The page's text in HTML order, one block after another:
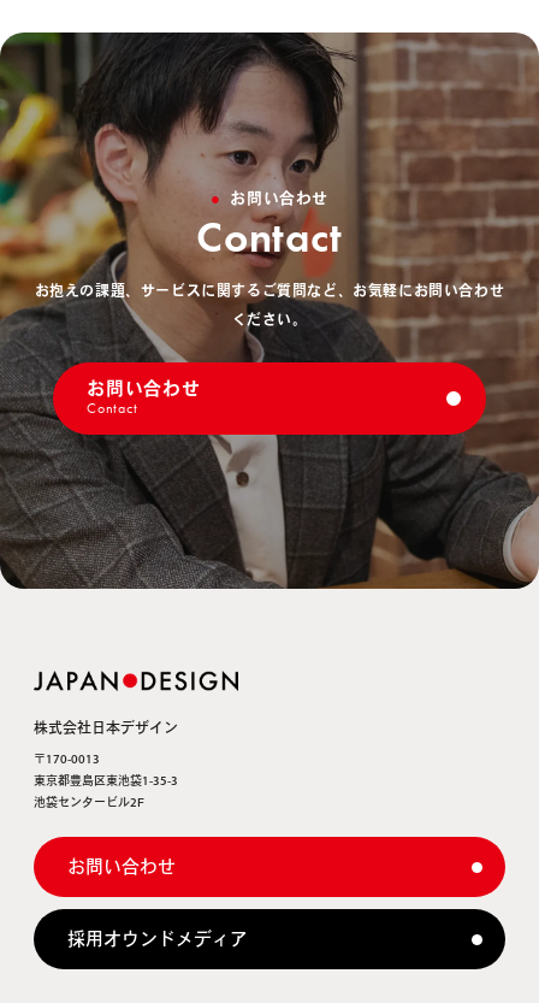
お問い合わせ
Contact
お抱えの課題、サービスに関するご質問など、お気軽にお問い合わせ
ください。
お問い合わせ
Contact
株式会社日本デザイン
〒170-0013
東京都豊島区東池袋1-35-3
池袋センタービル2F
お問い合わせ
採用オウンドメディア